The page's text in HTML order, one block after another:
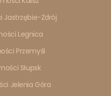
Jastrzębie-Zdrój
Legnica
Przemyśl
Słupsk
Jelenia Góra